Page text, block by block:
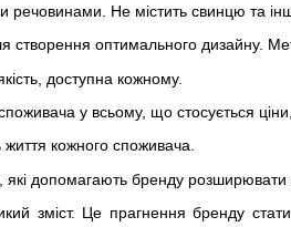
Не містить свинцю та
оптимального дизайну.
доступна кожному.
у всьому, що стосується ціни,
кожного споживача.
допомагають бренду розширювати
зміст. Це прагнення бренду